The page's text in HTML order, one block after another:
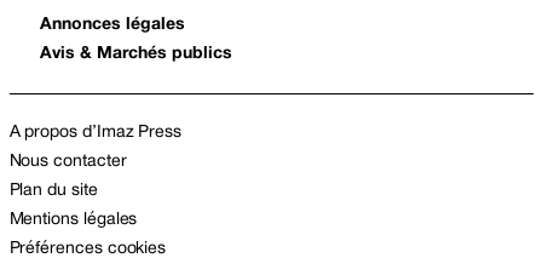
Annonces légales
Avis & Marchés publics
A propos d’Imaz Press
Nous contacter
Plan du site
Mentions légales
Préférences cookies